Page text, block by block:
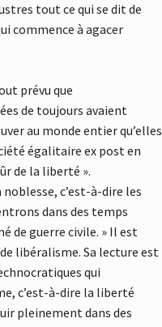
tout ce qui se dit de
commence à agacer
prévu que
de toujours avaient
au monde entier qu’elles
égalitaire ex post en
de la liberté ».
c’est-à-dire les
dans des temps
de guerre civile. » Il est
libéralisme. Sa lecture est
qui
c’est-à-dire la liberté
pleinement dans des